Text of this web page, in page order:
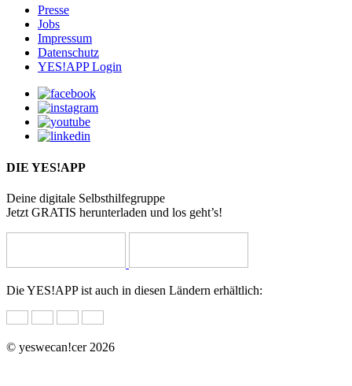
Presse
Jobs
Impressum
Datenschutz
YES!APP Login
DIE YES!APP
Deine digitale Selbsthilfegruppe
Jetzt GRATIS herunterladen und los geht’s!
Die YES!APP ist auch in diesen Ländern erhältlich:
© yeswecan!cer 2026